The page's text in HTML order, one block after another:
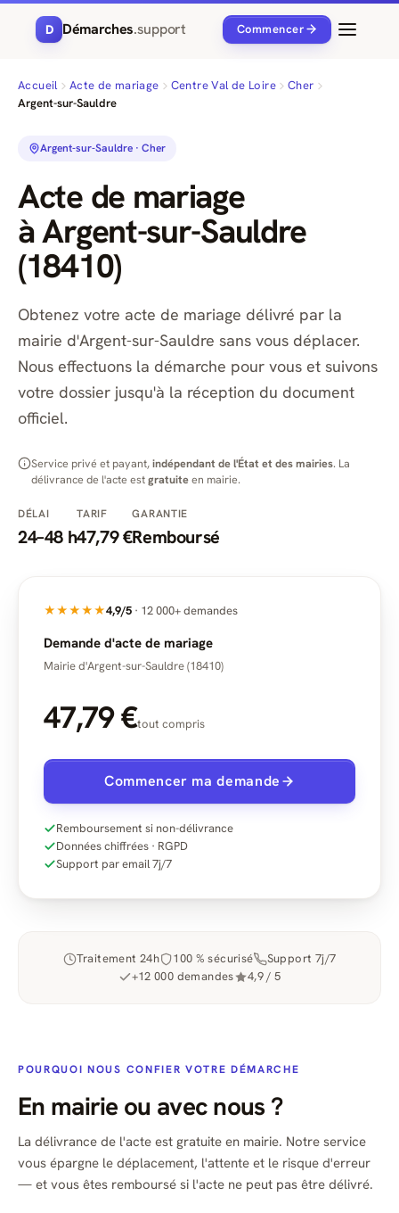
D Démarches.support Commencer
Accueil Acte de mariage Centre Val de Loire
Cher
Argent-sur-Sauldre
Argent-sur-Sauldre · Cher
Acte de mariage
à Argent-sur-Sauldre
(18410)
Obtenez votre acte de mariage délivré par la
mairie d'Argent-sur-Sauldre sans vous déplacer.
Nous effectuons la démarche pour vous et suivons
votre dossier jusqu'à la réception du document
officiel.
Service privé et payant,indépendant de l'État et des mairies. La
délivrance de l'acte estgratuiteen mairie.
DÉLAI
24–48 h
TARIF
47,79 €
GARANTIE
Remboursé
★★★★★4,9/5 · 12 000+ demandes
Demande d'acte de mariage
Mairie d'Argent-sur-Sauldre (18410)
47,79 €tout compris
Commencer ma demande
Remboursement si non-délivrance
Données chiffrées · RGPD
Support par email 7j/7
Traitement 24h 100 % sécurisé
Support 7j/7
+12 000 demandes
4,9 / 5
POURQUOI NOUS CONFIER VOTRE DÉMARCHE
En mairie ou avec nous ?
La délivrance de l'acte est gratuite en mairie. Notre service
vous épargne le déplacement, l'attente et le risque d'erreur
— et vous êtes remboursé si l'acte ne peut pas être délivré.